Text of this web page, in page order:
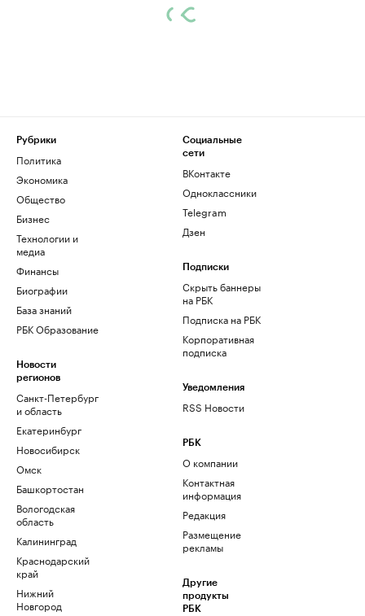
Рубрики
Политика
Экономика
Общество
Бизнес
Технологии и
медиа
Финансы
Биографии
База знаний
РБК Образование
Новости
регионов
Санкт-Петербург
и область
Екатеринбург
Новосибирск
Омск
Башкортостан
Вологодская
область
Калининград
Краснодарский
край
Нижний
Новгород
Социальные
сети
ВКонтакте
Одноклассники
Telegram
Дзен
Подписки
Скрыть баннеры
на РБК
Подписка на РБК
Корпоративная
подписка
Уведомления
RSS Новости
РБК
О компании
Контактная
информация
Редакция
Размещение
рекламы
Другие
продукты
РБК